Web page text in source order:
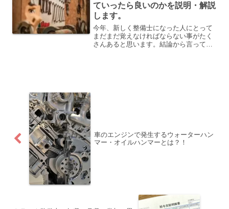
ていったら良いのかを説明・解説
します。
今年、新しく整備士になった人にとって
まだまだ覚えなければならない事がたく
さんあると思います。結論から言って、
車のエンジンで発生するウォーターハン
マー・オイルハンマーとは？！